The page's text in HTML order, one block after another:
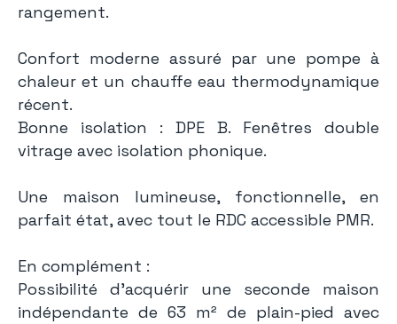
rangement.
Confort moderne assuré par une pompe à
chaleur et un chauffe eau thermodynamique
récent.
Bonne isolation : DPE B. Fenêtres double
vitrage avec isolation phonique.
Une maison lumineuse, fonctionnelle, en
parfait état, avec tout le RDC accessible PMR.
En complément :
Possibilité d'acquérir une seconde maison
indépendante de 63 m² de plain-pied avec